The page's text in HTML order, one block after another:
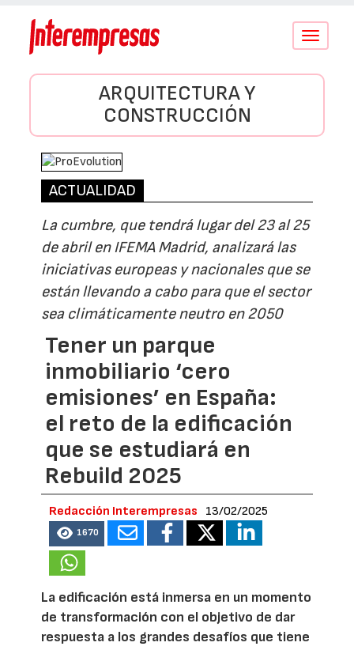
Conmutar
ARQUITECTURA Y
CONSTRUCCIÓN
ACTUALIDAD
La cumbre, que tendrá lugar del 23 al 25
de abril en IFEMA Madrid, analizará las
iniciativas europeas y nacionales que se
están llevando a cabo para que el sector
sea climáticamente neutro en 2050
Tener un parque
inmobiliario ‘cero
emisiones’ en España:
el reto de la edificación
que se estudiará en
Rebuild 2025
Redacción Interempresas 13/02/2025
1670
La edificación está inmersa en un momento
de transformación con el objetivo de dar
respuesta a los grandes desafíos que tiene